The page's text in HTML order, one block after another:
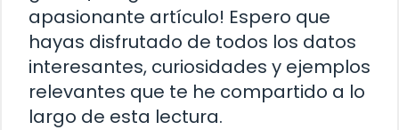
apasionante artículo! Espero que
hayas disfrutado de todos los datos
interesantes, curiosidades y ejemplos
relevantes que te he compartido a lo
largo de esta lectura.